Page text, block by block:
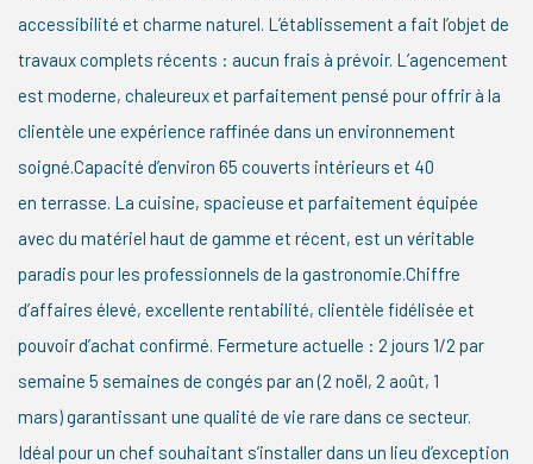
accessibilité et charme naturel. L’établissement a fait l’objet de
travaux complets récents : aucun frais à prévoir. L’agencement
est moderne, chaleureux et parfaitement pensé pour offrir à la
clientèle une expérience raffinée dans un environnement
soigné.Capacité d’environ 65 couverts intérieurs et 40
en terrasse. La cuisine, spacieuse et parfaitement équipée
avec du matériel haut de gamme et récent, est un véritable
paradis pour les professionnels de la gastronomie.Chiffre
d’affaires élevé, excellente rentabilité, clientèle fidélisée et
pouvoir d’achat confirmé. Fermeture actuelle : 2 jours 1/2 par
semaine 5 semaines de congés par an (2 noël, 2 août, 1
mars) garantissant une qualité de vie rare dans ce secteur.
Idéal pour un chef souhaitant s’installer dans un lieu d’exception